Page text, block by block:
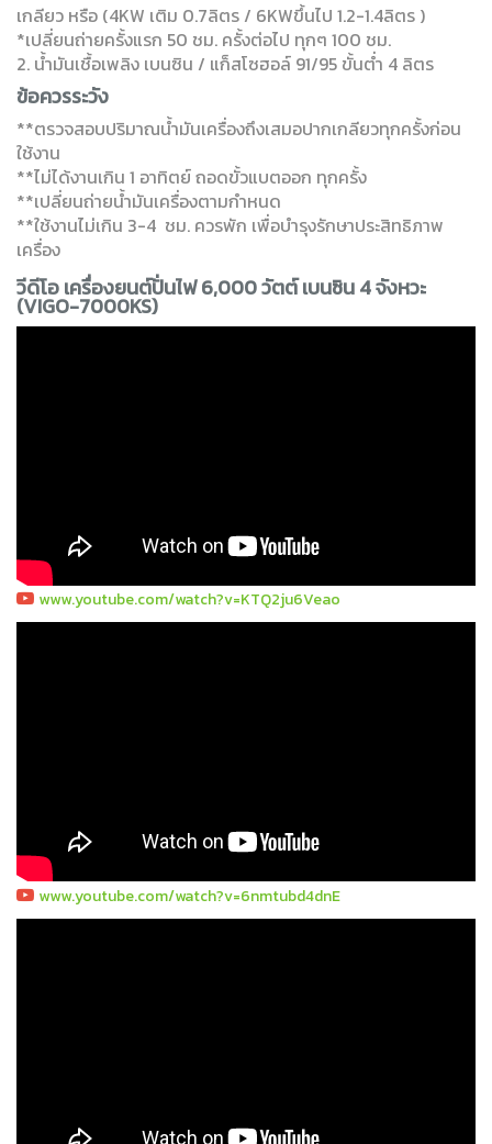
เกลียว หรือ (4KW เติม 0.7ลิตร / 6KWขึ้นไป 1.2-1.4ลิตร )
*เปลี่ยนถ่ายครั้งแรก 50 ชม. ครั้งต่อไป ทุกๆ 100 ชม.
2. น้ำมันเชื้อเพลิง เบนซิน / แก็สโซฮอล์ 91/95 ขั้นต่ำ 4 ลิตร
ข้อควรระวัง
**ตรวจสอบปริมาณน้ำมันเครื่องถึงเสมอปากเกลียวทุกครั้งก่อน
ใช้งาน
**ไม่ได้งานเกิน 1 อาทิตย์ ถอดขั้วแบตออก ทุกครั้ง
**เปลี่ยนถ่ายน้ำมันเครื่องตามกำหนด
**ใช้งานไม่เกิน 3-4 ชม. ควรพัก เพื่อบำรุงรักษาประสิทธิภาพ
เครื่อง
วีดีโอ เครื่องยนต์ปั่นไฟ 6,000 วัตต์ เบนซิน 4 จังหวะ
(VIGO-7000KS)
www.youtube.com/watch?v=KTQ2ju6Veao
www.youtube.com/watch?v=6nmtubd4dnE